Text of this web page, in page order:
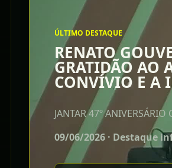
ÚLTIMO DESTAQUE
RENATO
GRATIDÃO AO
CONVÍVIO E A
JANTAR 47º
09/06/2026 · Destaque